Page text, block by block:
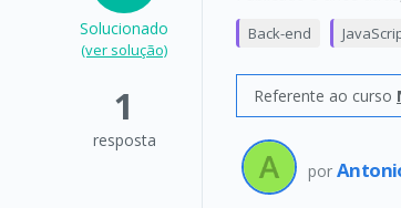
Solucionado
(ver solução)
1
resposta
Back-end
Referente ao curso
por